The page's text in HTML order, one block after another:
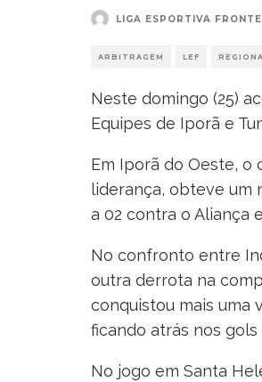
LIGA ESPORTIVA
ARBITRAGEM LEF
Neste domingo (25)
Equipes de Iporã e
Em Iporã do Oeste, o
liderança, obteve um
a 02 contra o Aliança
No confronto entre
outra derrota na
conquistou mais uma
ficando atrás nos gols
No jogo em Santa